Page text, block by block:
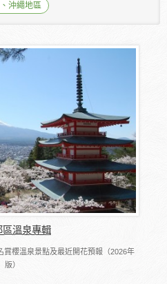
沖繩地區
區溫泉專輯
櫻溫泉景點及最近開花預報（2026年
版）